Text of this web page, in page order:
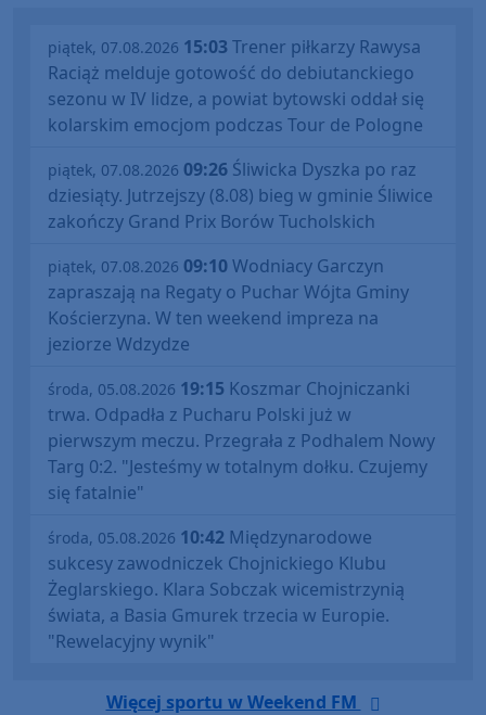
piątek, 07.08.2026 15:03Trener piłkarzy Rawysa
Raciąż melduje gotowość do debiutanckiego
sezonu w IV lidze, a powiat bytowski oddał się
kolarskim emocjom podczas Tour de Pologne
piątek, 07.08.2026 09:26 Śliwicka Dyszka po raz
dziesiąty. Jutrzejszy (8.08) bieg w gminie Śliwice
zakończy Grand Prix Borów Tucholskich
piątek, 07.08.2026 09:10Wodniacy Garczyn
zapraszają na Regaty o Puchar Wójta Gminy
Kościerzyna. W ten weekend impreza na
jeziorze Wdzydze
środa, 05.08.2026 19:15 Koszmar Chojniczanki
trwa. Odpadła z Pucharu Polski już w
pierwszym meczu. Przegrała z Podhalem Nowy
Targ 0:2. "Jesteśmy w totalnym dołku. Czujemy
się fatalnie"
środa, 05.08.2026 10:42 Międzynarodowe
sukcesy zawodniczek Chojnickiego Klubu
Żeglarskiego. Klara Sobczak wicemistrzynią
świata, a Basia Gmurek trzecia w Europie.
"Rewelacyjny wynik"
Więcej sportu w Weekend FM